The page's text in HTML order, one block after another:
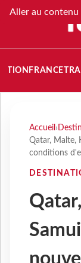
Aller au contenu
FRANCE
Accueil ›
Qatar, Malte,
conditions